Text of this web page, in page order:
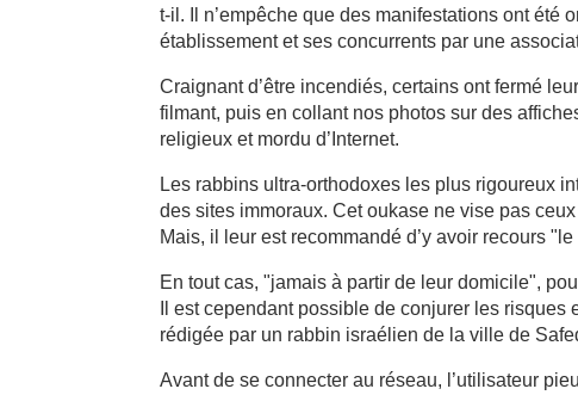
t-il. Il n’empêche que des manifestations ont été
établissement et ses concurrents par une
Craignant d’être incendiés, certains ont fermé
filmant, puis en collant nos photos sur des
religieux et mordu d’Internet.
Les rabbins ultra-orthodoxes les plus rigoureux
des sites immoraux. Cet oukase ne vise pas
Mais, il leur est recommandé d’y avoir recours
En tout cas, "jamais à partir de leur domicile",
Il est cependant possible de conjurer les
rédigée par un rabbin israélien de la ville de
Avant de se connecter au réseau, l’utilisateur